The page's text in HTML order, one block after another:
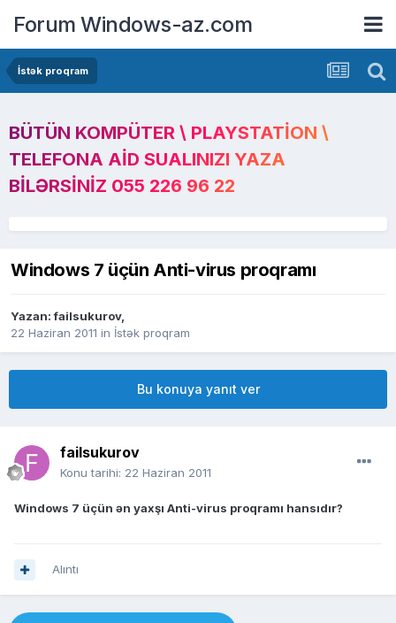
Forum Windows-az.com
İstək proqram
BÜTÜN KOMPÜTER \ PLAYSTATION \
TELEFONA AID SUALINIZI YAZA
BILƏRSINIZ 055 226 96 22
Windows 7 üçün Anti-virus proqramı
Yazan:failsukurov,
22 Haziran 2011 in İstək proqram
Bu konuya yanıt ver
failsukurov
Konu tarihi: 22 Haziran 2011
Windows 7 üçün ən yaxşı Anti-virus proqramı hansıdır?
Alıntı